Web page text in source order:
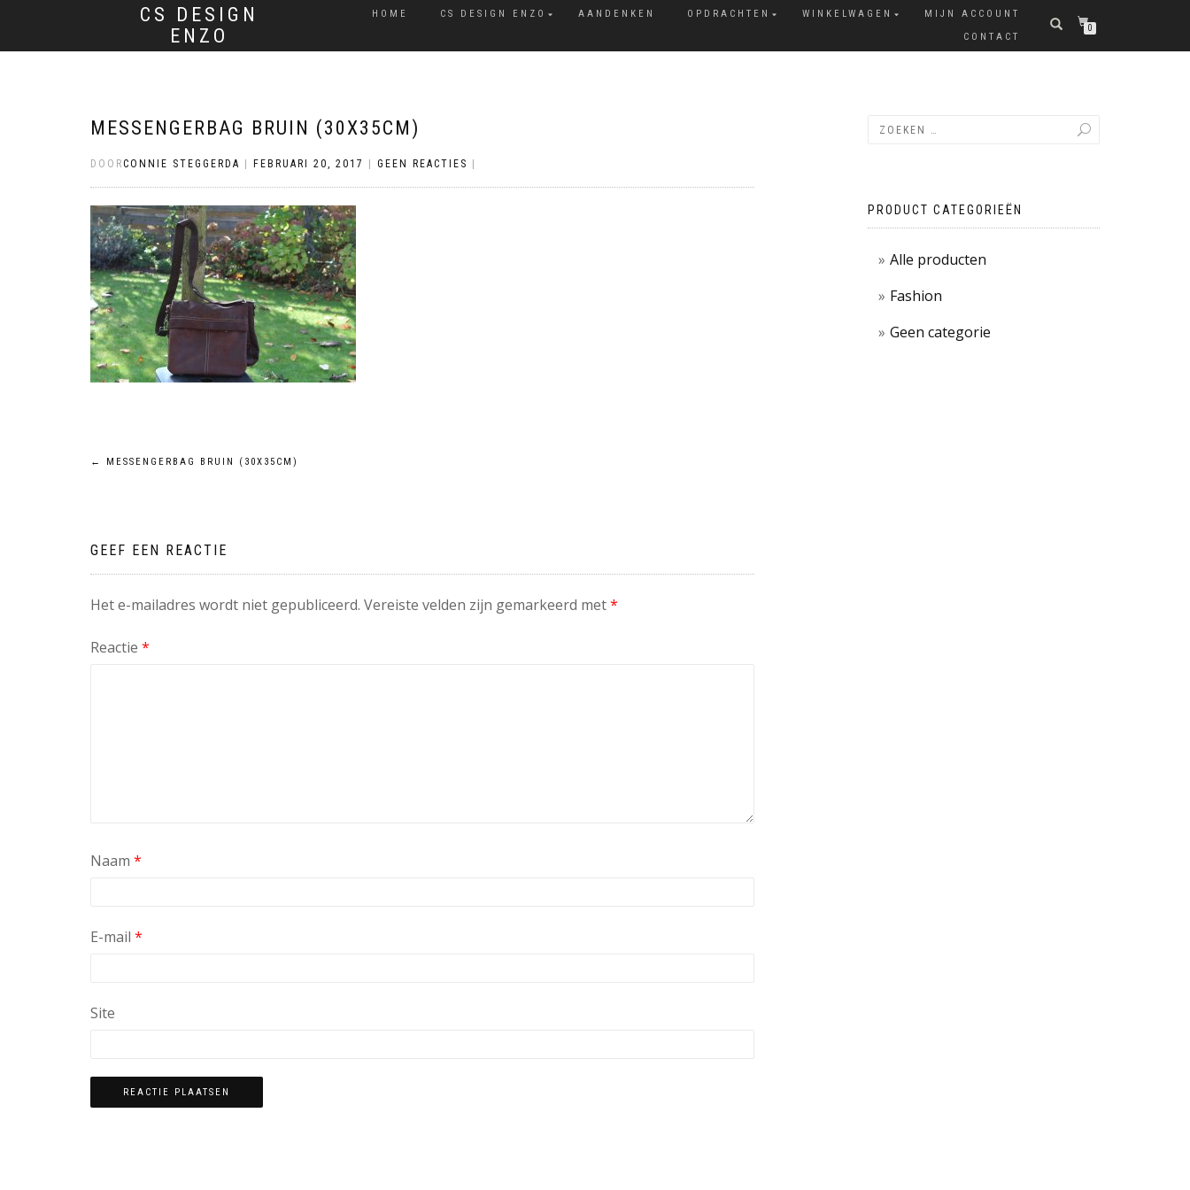
CS DESIGN
ENZO
HOME CS DESIGN ENZO AANDENKEN OPDRACHTEN WINKELWAGEN
MIJN ACCOUNT
CONTACT
0
MESSENGERBAG BRUIN (30X35CM)
DOORCONNIE STEGGERDA FEBRUARI 20, 2017 GEEN REACTIES
Bericht
← MESSENGERBAG BRUIN (30X35CM)
GEEF EEN REACTIE
Het e-mailadres wordt niet gepubliceerd. Vereiste velden zijn gemarkeerd met*
Reactie *
Naam *
E-mail *
Site
PRODUCT CATEGORIEËN
Alle producten
Fashion
Geen categorie